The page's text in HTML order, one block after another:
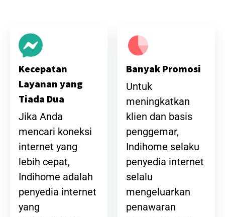
Kecepatan
Layanan yang
Tiada Dua
Jika Anda
mencari koneksi
internet yang
lebih cepat,
Indihome adalah
penyedia internet
yang
Banyak Promosi
Untuk
meningkatkan
klien dan basis
penggemar,
Indihome selaku
penyedia internet
selalu
mengeluarkan
penawaran